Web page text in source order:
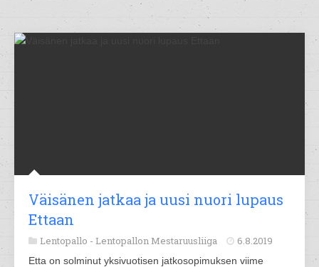
Väisänen jatkaa ja uusi nuori lupaus
Ettaan
Lentopallo - Lentopallon Mestaruusliiga 6.8.2019
Etta on solminut yksivuotisen jatkosopimuksen viime